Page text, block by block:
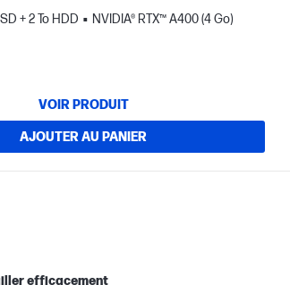
+ 2 To HDD NVIDIA® RTX™ A400 (4 Go)
VOIR PRODUIT
AJOUTER AU PANIER
efficacement